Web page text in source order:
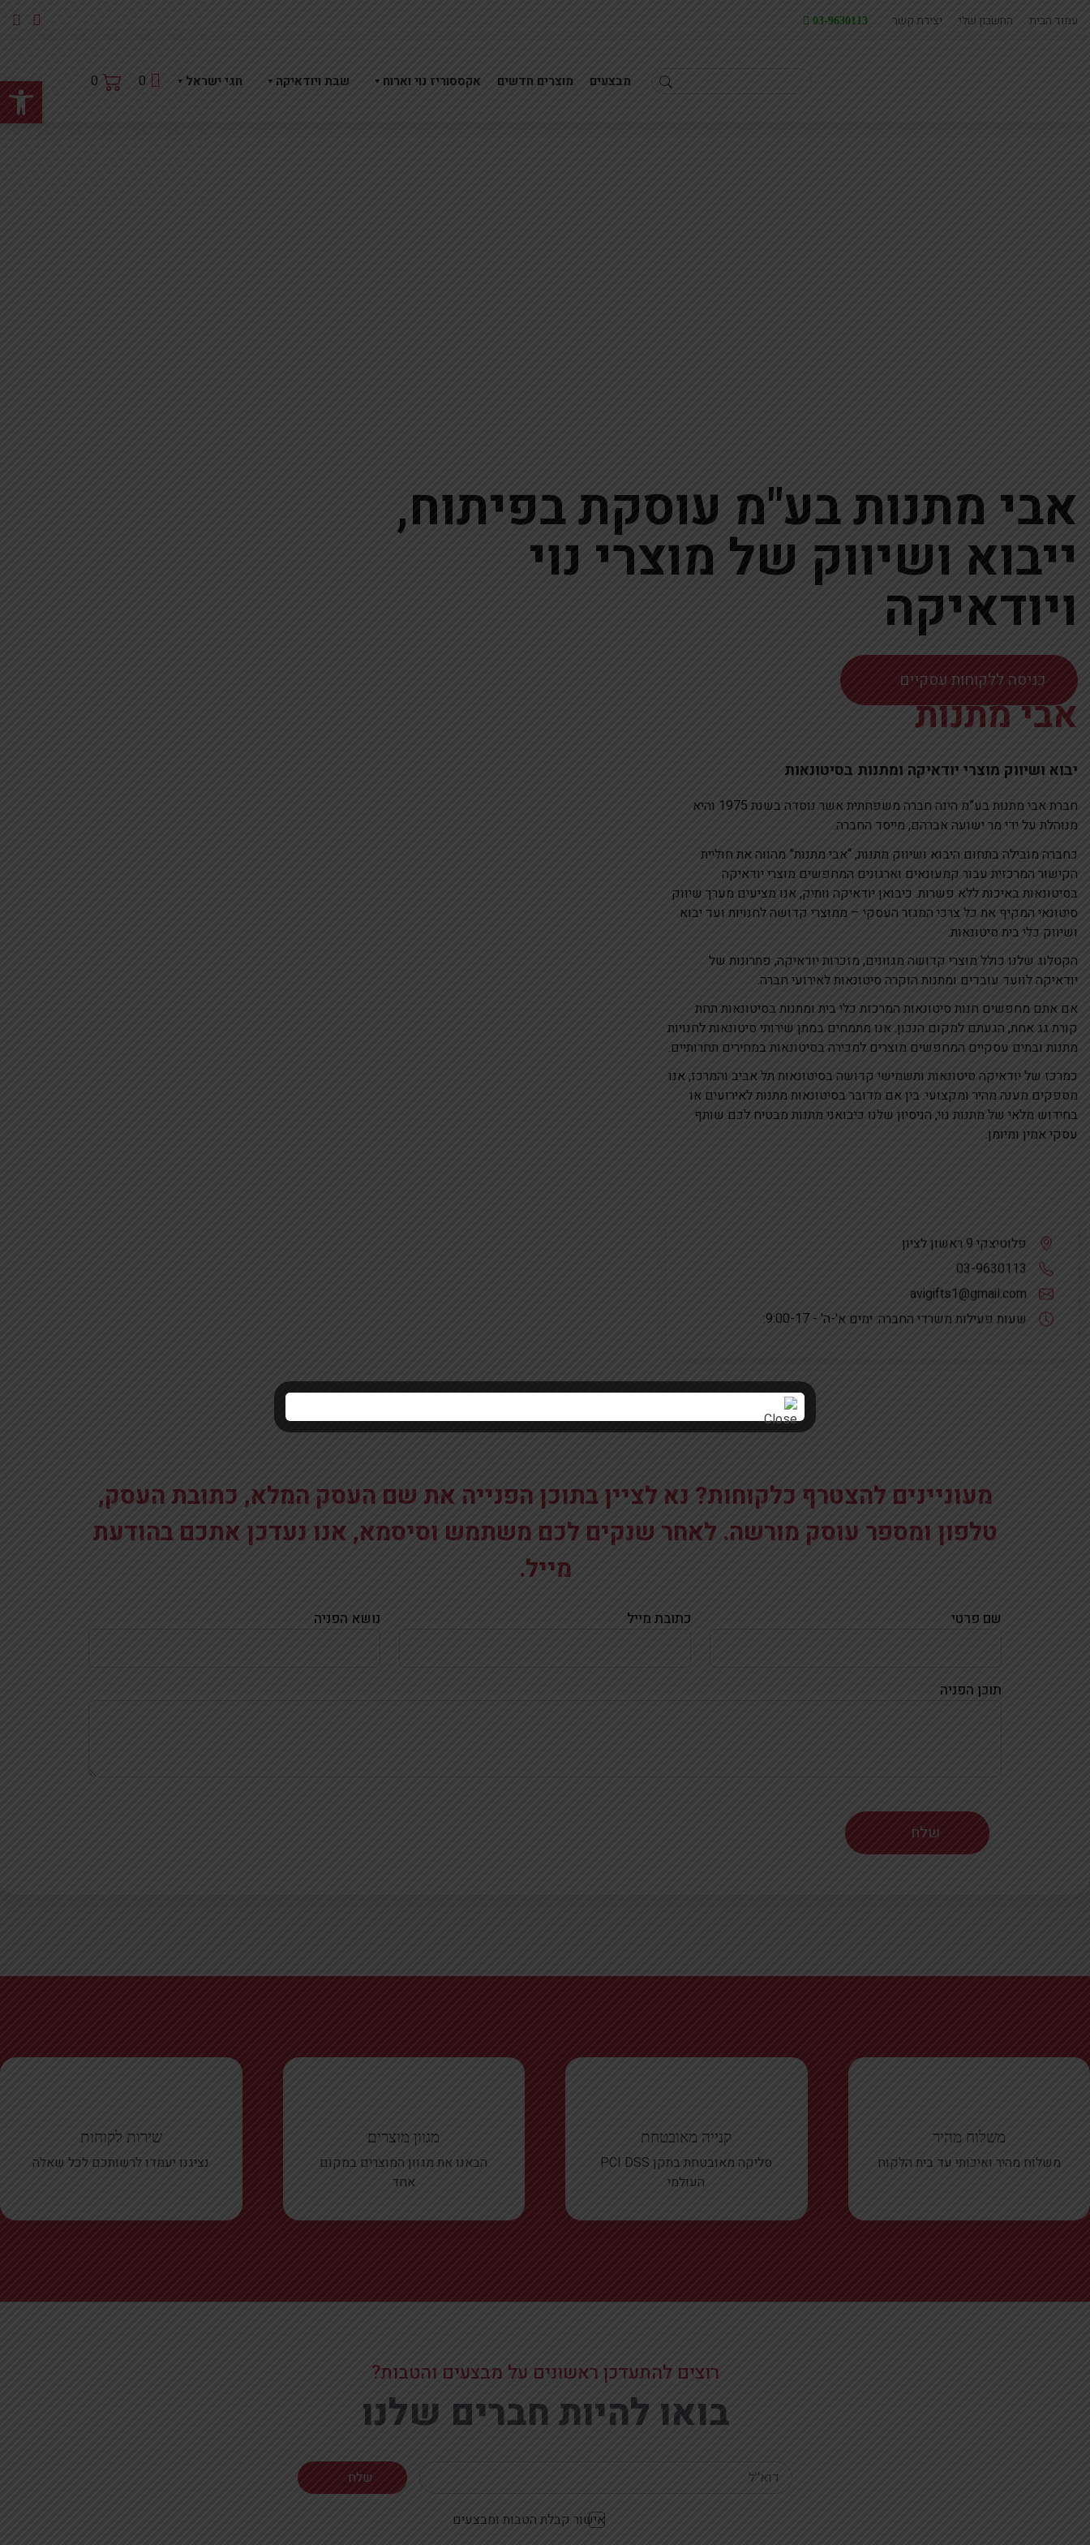
עמוד הבית החשבון שלי יצירת קשר 03-9630113
מבצעים מוצרים חדשים אקססוריז נוי וארוח שבת ויודאיקה חגי ישראל 0
0
אבי מתנות בע"מ עוסקת בפיתוח,
ייבוא ושיווק של מוצרי נוי
ויודאיקה
כניסה ללקוחות עסקיים
אבי מתנות
יבוא ושיווק מוצרי יודאיקה ומתנות בסיטונאות
חברת אבי מתנות בע”מ הינה חברה משפחתית אשר נוסדה בשנת 1975 והיא
מנוהלת על ידי מר ישועה אברהם, מייסד החברה.
כחברה מובילה בתחום היבוא ושיווק מתנות, “אבי מתנות” מהווה את חוליית
הקישור המרכזית עבור קמעונאים וארגונים המחפשים מוצרי יודאיקה
בסיטונאות באיכות ללא פשרות. כיבואן יודאיקה וותיק, אנו מציעים מערך שיווק
סיטונאי המקיף את כל צרכי המגזר העסקי – ממוצרי קדושה לחנויות ועד יבוא
ושיווק כלי בית סיטונאות.
הקטלוג שלנו כולל מוצרי קדושה מגוונים, מזכרות יודאיקה, פתרונות של
יודאיקה לוועד עובדים ומתנות הוקרה סיטונאות לאירועי חברה.
אם אתם מחפשים חנות סיטונאות המרכזת כלי בית ומתנות בסיטונאות תחת
קורת גג אחת, הגעתם למקום הנכון. אנו מתמחים במתן שירותי סיטונאות לחנויות
מתנות ובתים עסקיים המחפשים מוצרים למכירה בסיטונאות במחירים תחרותיים.
כמרכז של יודאיקה סיטונאות ותשמישי קדושה בסיטונאות תל אביב והמרכז, אנו
מספקים מענה מהיר ומקצועי. בין אם מדובר בסיטונאות מתנות לאירועים או
בחידוש מלאי של מתנות נוי, הניסיון שלנו כיבואני מתנות מבטיח לכם שותף
עסקי אמין ומיומן.
פלוטיצקי 9 ראשון לציון
03-9630113
avigifts1@gmail.com
שעות פעילות משרדי החברה: ימים א'-ה' - 9:00-17:
מעוניינים להצטרף כלקוחות? נא לציין בתוכן הפנייה את שם העסק המלא, כתובת העסק,
טלפון ומספר עוסק מורשה. לאחר שנקים לכם משתמש וסיסמא, אנו נעדכן אתכם בהודעת
מייל.
שם פרטי כתובת מייל נושא הפניה
תוכן הפניה
משלוח מהיר
משלוח מהיר ואיכותי עד בית הלקוח
קנייה מאובטחת
סליקה מאובטחת בתקן PCI DSS
העולמי
מגוון מוצרים
הבאנו את מגוון המוצרים במקום
אחד
שירות לקוחות
נציגנו יעמדו לרשותכם לכל שאלה
רוצים להתעדכן ראשונים על מבצעים והטבות?
בואו להיות חברים שלנו
Your email
אישור קבלת הטבות ומבצעים